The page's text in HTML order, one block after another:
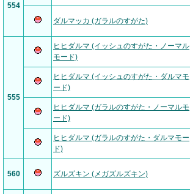
554
ダルマッカ (ガラルのすがた)
555
ヒヒダルマ (イッシュのすがた・ノーマル
モード)
ヒヒダルマ (イッシュのすがた・ダルマモ
ード)
ヒヒダルマ (ガラルのすがた・ノーマルモ
ード)
ヒヒダルマ (ガラルのすがた・ダルマモー
ド)
560 ズルズキン (メガズルズキン)